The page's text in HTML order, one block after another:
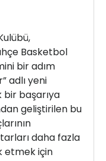
Basketbol
bir adım
adlı yeni
bir başarıya
geliştirilen bu
daha fazla
etmek için